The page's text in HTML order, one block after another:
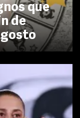
que
de